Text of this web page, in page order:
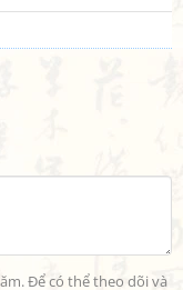
Để có thể theo dõi và